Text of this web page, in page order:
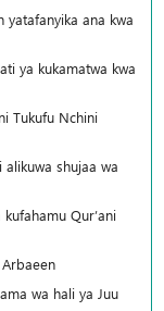
ana kwa
ya kukamatwa kwa
Tukufu Nchini
shujaa wa
Qur’ani
wa hali ya Juu